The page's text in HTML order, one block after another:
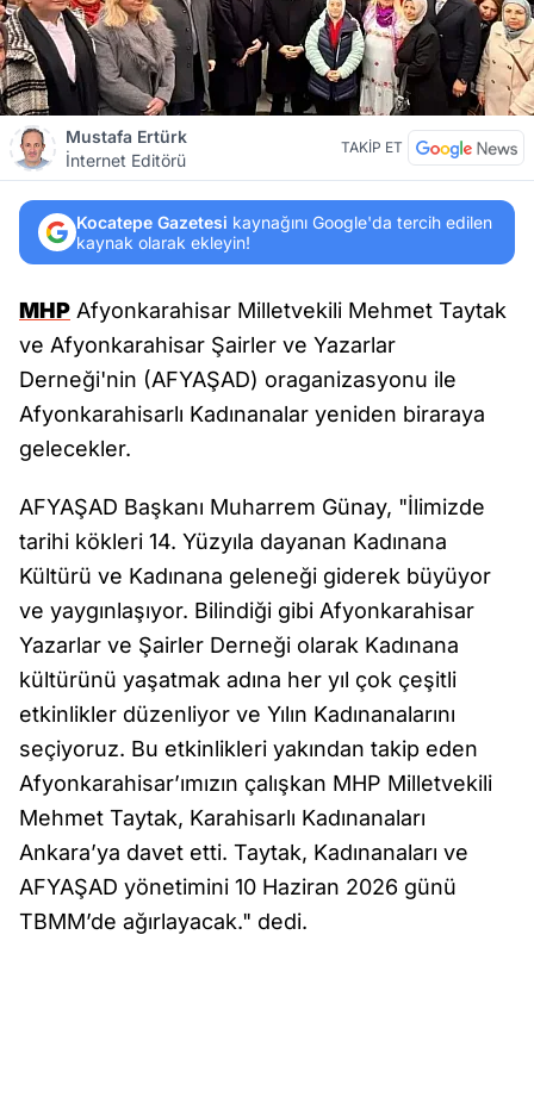
Mustafa Ertürk
İnternet Editörü
TAKİP ET
Kocatepe Gazetesi kaynağını Google'da tercih edilen
kaynak olarak ekleyin!
MHP Afyonkarahisar Milletvekili Mehmet Taytak
ve Afyonkarahisar Şairler ve Yazarlar
Derneği'nin (AFYAŞAD) oraganizasyonu ile
Afyonkarahisarlı Kadınanalar yeniden biraraya
gelecekler.
AFYAŞAD Başkanı Muharrem Günay, "İlimizde
tarihi kökleri 14. Yüzyıla dayanan Kadınana
Kültürü ve Kadınana geleneği giderek büyüyor
ve yaygınlaşıyor. Bilindiği gibi Afyonkarahisar
Yazarlar ve Şairler Derneği olarak Kadınana
kültürünü yaşatmak adına her yıl çok çeşitli
etkinlikler düzenliyor ve Yılın Kadınanalarını
seçiyoruz. Bu etkinlikleri yakından takip eden
Afyonkarahisar’ımızın çalışkan MHP Milletvekili
Mehmet Taytak, Karahisarlı Kadınanaları
Ankara’ya davet etti. Taytak, Kadınanaları ve
AFYAŞAD yönetimini 10 Haziran 2026 günü
TBMM’de ağırlayacak." dedi.